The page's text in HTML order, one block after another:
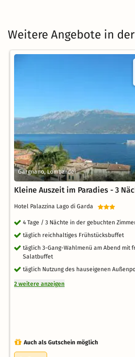
Weitere Angebote in
Gargnano, Lombardei
Kleine Auszeit im Paradies - 3
Hotel Palazzina Lago di Garda
4 Tage / 3 Nächte in der gebuchten
täglich reichhaltiges Frühstücksbuffet
täglich 3-Gang-Wahlmenü am Abend mit
Salatbuffet
täglich Nutzung des hauseigenen
2 weitere anzeigen
Auch als Gutschein möglich